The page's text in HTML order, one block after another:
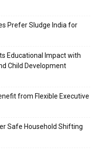
Prefer Sludge India for
Educational Impact with
Child Development
from Flexible Executive
Safe Household Shifting